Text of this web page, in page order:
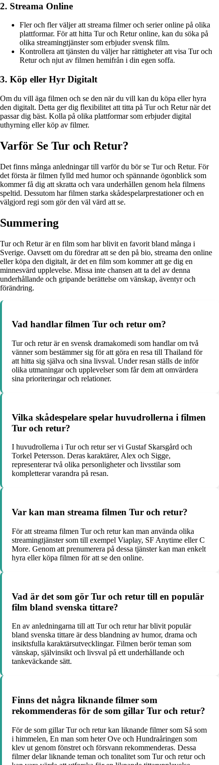
2. Streama Online
Fler och fler väljer att streama filmer och serier online på olika
plattformar. För att hitta Tur och Retur online, kan du söka på
olika streamingtjänster som erbjuder svensk film.
Kontrollera att tjänsten du väljer har rättigheter att visa Tur och
Retur och njut av filmen hemifrån i din egen soffa.
3. Köp eller Hyr Digitalt
Om du vill äga filmen och se den när du vill kan du köpa eller hyra
den digitalt. Detta ger dig flexibilitet att titta på Tur och Retur när det
passar dig bäst. Kolla på olika plattformar som erbjuder digital
uthyrning eller köp av filmer.
Varför Se Tur och Retur?
Det finns många anledningar till varför du bör se Tur och Retur. För
det första är filmen fylld med humor och spännande ögonblick som
kommer få dig att skratta och vara underhållen genom hela filmens
speltid. Dessutom har filmen starka skådespelarprestationer och en
välgjord regi som gör den väl värd att se.
Summering
Tur och Retur är en film som har blivit en favorit bland många i
Sverige. Oavsett om du föredrar att se den på bio, streama den online
eller köpa den digitalt, är det en film som kommer att ge dig en
minnesvärd upplevelse. Missa inte chansen att ta del av denna
underhållande och gripande berättelse om vänskap, äventyr och
förändring.
Vad handlar filmen Tur och retur om?
Tur och retur är en svensk dramakomedi som handlar om två
vänner som bestämmer sig för att göra en resa till Thailand för
att hitta sig själva och sina livsval. Under resan ställs de inför
olika utmaningar och upplevelser som får dem att omvärdera
sina prioriteringar och relationer.
Vilka skådespelare spelar huvudrollerna i filmen
Tur och retur?
I huvudrollerna i Tur och retur ser vi Gustaf Skarsgård och
Torkel Petersson. Deras karaktärer, Alex och Sigge,
representerar två olika personligheter och livsstilar som
kompletterar varandra på resan.
Var kan man streama filmen Tur och retur?
För att streama filmen Tur och retur kan man använda olika
streamingtjänster som till exempel Viaplay, SF Anytime eller C
More. Genom att prenumerera på dessa tjänster kan man enkelt
hyra eller köpa filmen för att se den online.
Vad är det som gör Tur och retur till en populär
film bland svenska tittare?
En av anledningarna till att Tur och retur har blivit populär
bland svenska tittare är dess blandning av humor, drama och
insiktsfulla karaktärsutvecklingar. Filmen berör teman som
vänskap, självinsikt och livsval på ett underhållande och
tankeväckande sätt.
Finns det några liknande filmer som
rekommenderas för de som gillar Tur och retur?
För de som gillar Tur och retur kan liknande filmer som Så som
i himmelen, En man som heter Ove och Hundraåringen som
klev ut genom fönstret och försvann rekommenderas. Dessa
filmer delar liknande teman och tonalitet som Tur och retur och